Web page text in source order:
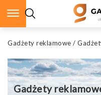
Gadżety reklamowe /
Gadżety